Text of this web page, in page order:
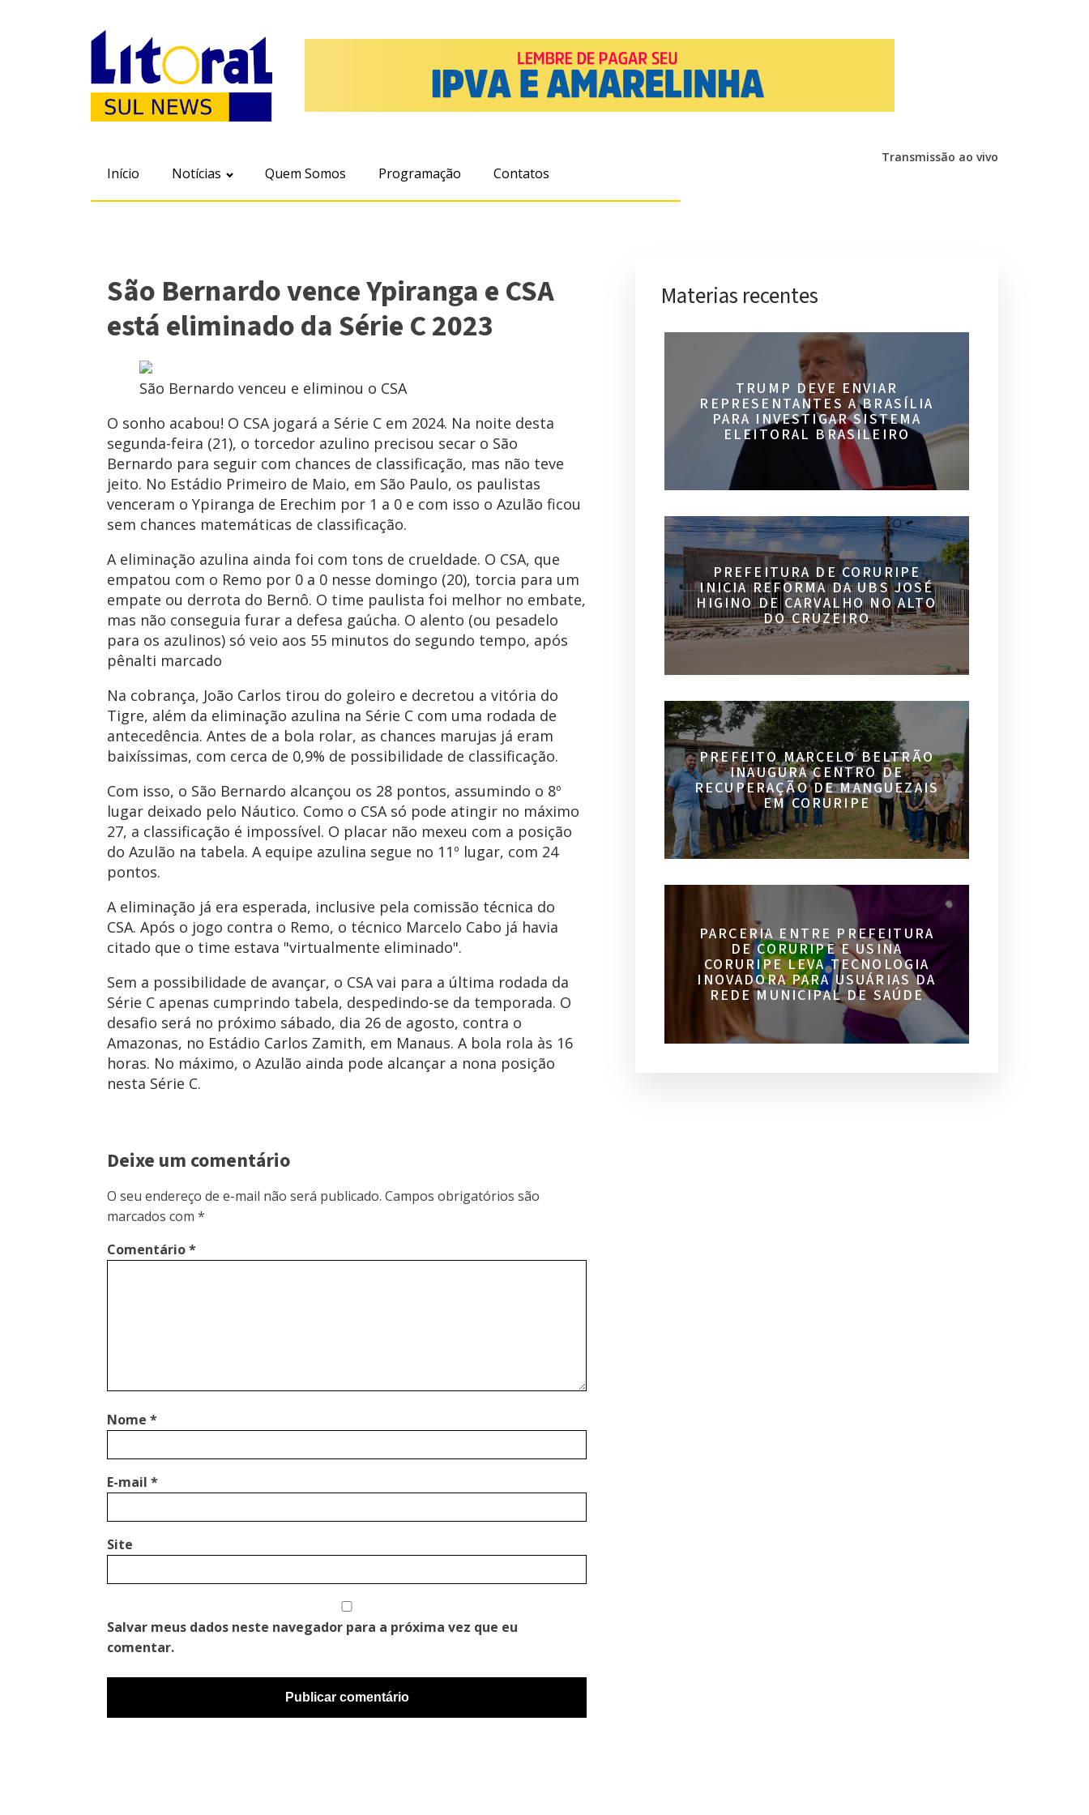
Início Notícias Quem Somos Programação Contatos
Transmissão ao vivo
São Bernardo vence Ypiranga e CSA
está eliminado da Série C 2023
São Bernardo venceu e eliminou o CSA
O sonho acabou! O CSA jogará a Série C em 2024. Na noite desta
segunda-feira (21), o torcedor azulino precisou secar o São
Bernardo para seguir com chances de classificação, mas não teve
jeito. No Estádio Primeiro de Maio, em São Paulo, os paulistas
venceram o Ypiranga de Erechim por 1 a 0 e com isso o Azulão ficou
sem chances matemáticas de classificação.
A eliminação azulina ainda foi com tons de crueldade. O CSA, que
empatou com o Remo por 0 a 0 nesse domingo (20), torcia para um
empate ou derrota do Bernô. O time paulista foi melhor no embate,
mas não conseguia furar a defesa gaúcha. O alento (ou pesadelo
para os azulinos) só veio aos 55 minutos do segundo tempo, após
pênalti marcado
Na cobrança, João Carlos tirou do goleiro e decretou a vitória do
Tigre, além da eliminação azulina na Série C com uma rodada de
antecedência. Antes de a bola rolar, as chances marujas já eram
baixíssimas, com cerca de 0,9% de possibilidade de classificação.
Com isso, o São Bernardo alcançou os 28 pontos, assumindo o 8º
lugar deixado pelo Náutico. Como o CSA só pode atingir no máximo
27, a classificação é impossível. O placar não mexeu com a posição
do Azulão na tabela. A equipe azulina segue no 11º lugar, com 24
pontos.
A eliminação já era esperada, inclusive pela comissão técnica do
CSA. Após o jogo contra o Remo, o técnico Marcelo Cabo já havia
citado que o time estava "virtualmente eliminado".
Sem a possibilidade de avançar, o CSA vai para a última rodada da
Série C apenas cumprindo tabela, despedindo-se da temporada. O
desafio será no próximo sábado, dia 26 de agosto, contra o
Amazonas, no Estádio Carlos Zamith, em Manaus. A bola rola às 16
horas. No máximo, o Azulão ainda pode alcançar a nona posição
nesta Série C.
Deixe um comentário
O seu endereço de e-mail não será publicado. Campos obrigatórios são
marcados com *
Comentário*
Nome *
E-mail *
Site
Salvar meus dados neste navegador para a próxima vez que eu
comentar.
Materias recentes
TRUMP DEVE ENVIAR
REPRESENTANTES A BRASÍLIA
PARA INVESTIGAR SISTEMA
ELEITORAL BRASILEIRO
PREFEITURA DE CORURIPE
INICIA REFORMA DA UBS JOSÉ
HIGINO DE CARVALHO NO ALTO
DO CRUZEIRO
PREFEITO MARCELO BELTRÃO
INAUGURA CENTRO DE
RECUPERAÇÃO DE MANGUEZAIS
EM CORURIPE
PARCERIA ENTRE PREFEITURA
DE CORURIPE E USINA
CORURIPE LEVA TECNOLOGIA
INOVADORA PARA USUÁRIAS DA
REDE MUNICIPAL DE SAÚDE